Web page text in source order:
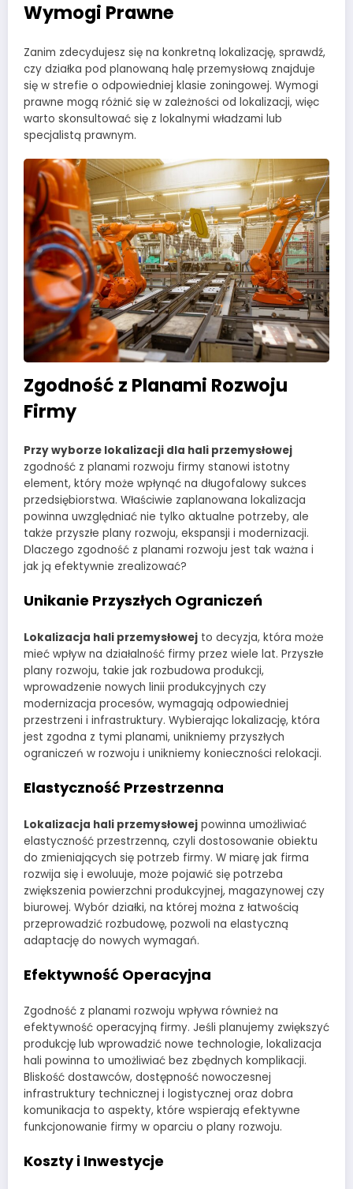
Wymogi Prawne
Zanim zdecydujesz się na konkretną lokalizację, sprawdź,
czy działka pod planowaną halę przemysłową znajduje
się w strefie o odpowiedniej klasie zoningowej. Wymogi
prawne mogą różnić się w zależności od lokalizacji, więc
warto skonsultować się z lokalnymi władzami lub
specjalistą prawnym.
Zgodność z Planami Rozwoju
Firmy
Przy wyborze lokalizacji dla hali przemysłowej
zgodność z planami rozwoju firmy stanowi istotny
element, który może wpłynąć na długofalowy sukces
przedsiębiorstwa. Właściwie zaplanowana lokalizacja
powinna uwzględniać nie tylko aktualne potrzeby, ale
także przyszłe plany rozwoju, ekspansji i modernizacji.
Dlaczego zgodność z planami rozwoju jest tak ważna i
jak ją efektywnie zrealizować?
Unikanie Przyszłych Ograniczeń
Lokalizacja hali przemysłowej to decyzja, która może
mieć wpływ na działalność firmy przez wiele lat. Przyszłe
plany rozwoju, takie jak rozbudowa produkcji,
wprowadzenie nowych linii produkcyjnych czy
modernizacja procesów, wymagają odpowiedniej
przestrzeni i infrastruktury. Wybierając lokalizację, która
jest zgodna z tymi planami, unikniemy przyszłych
ograniczeń w rozwoju i unikniemy konieczności relokacji.
Elastyczność Przestrzenna
Lokalizacja hali przemysłowej powinna umożliwiać
elastyczność przestrzenną, czyli dostosowanie obiektu
do zmieniających się potrzeb firmy. W miarę jak firma
rozwija się i ewoluuje, może pojawić się potrzeba
zwiększenia powierzchni produkcyjnej, magazynowej czy
biurowej. Wybór działki, na której można z łatwością
przeprowadzić rozbudowę, pozwoli na elastyczną
adaptację do nowych wymagań.
Efektywność Operacyjna
Zgodność z planami rozwoju wpływa również na
efektywność operacyjną firmy. Jeśli planujemy zwiększyć
produkcję lub wprowadzić nowe technologie, lokalizacja
hali powinna to umożliwiać bez zbędnych komplikacji.
Bliskość dostawców, dostępność nowoczesnej
infrastruktury technicznej i logistycznej oraz dobra
komunikacja to aspekty, które wspierają efektywne
funkcjonowanie firmy w oparciu o plany rozwoju.
Koszty i Inwestycje